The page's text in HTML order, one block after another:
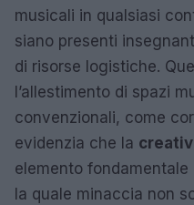
musicali in qualsiasi
siano presenti
di risorse logistiche.
l’allestimento di spazi
convenzionali, come
evidenzia che la
elemento
la quale minaccia non